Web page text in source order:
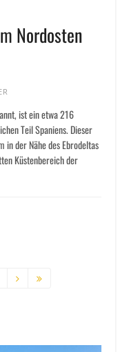
Nordosten
ist ein etwa 216
Teil Spaniens. Dieser
in der Nähe des Ebrodeltas
Küstenbereich der